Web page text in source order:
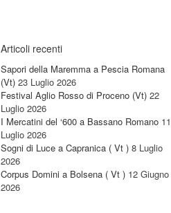
Articoli recenti
Sapori della Maremma a Pescia Romana
(Vt) 23 Luglio 2026
Festival Aglio Rosso di Proceno (Vt) 22
Luglio 2026
I Mercatini del ‘600 a Bassano Romano 11
Luglio 2026
Sogni di Luce a Capranica ( Vt ) 8 Luglio
2026
Corpus Domini a Bolsena ( Vt ) 12 Giugno
2026